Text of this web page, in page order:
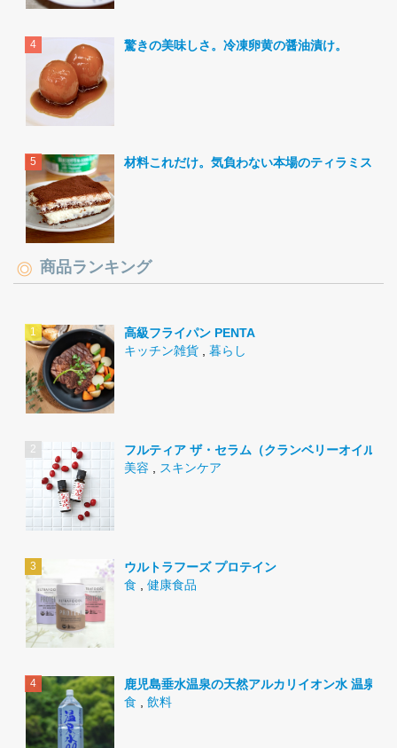
驚きの美味しさ。冷凍卵黄の醤油漬け。
材料これだけ。気負わない本場のティラミス。
商品ランキング
高級フライパン PENTA
キッチン雑貨
暮らし
フルティア ザ・セラム（クランベリーオイル）
美容
スキンケア
ウルトラフーズ プロテイン
食
健康食品
鹿児島垂水温泉の天然アルカリイオン水 温泉水
食
飲料